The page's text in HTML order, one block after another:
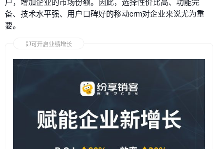
备、技术水平强、用户口碑好的移动crm对企业来说尤为重
要。
即可开启业绩增长